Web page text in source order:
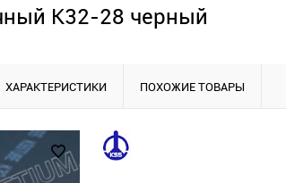
K32-28 черный
ХАРАКТЕРИСТИКИ ПОХОЖИЕ ТОВАРЫ